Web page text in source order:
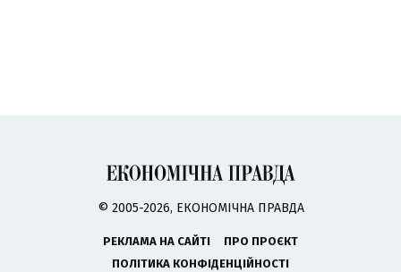
© 2005-2026, ЕКОНОМІЧНА ПРАВДА
РЕКЛАМА НА САЙТІ
ПРО ПРОЄКТ
ПОЛІТИКА КОНФІДЕНЦІЙНОСТІ